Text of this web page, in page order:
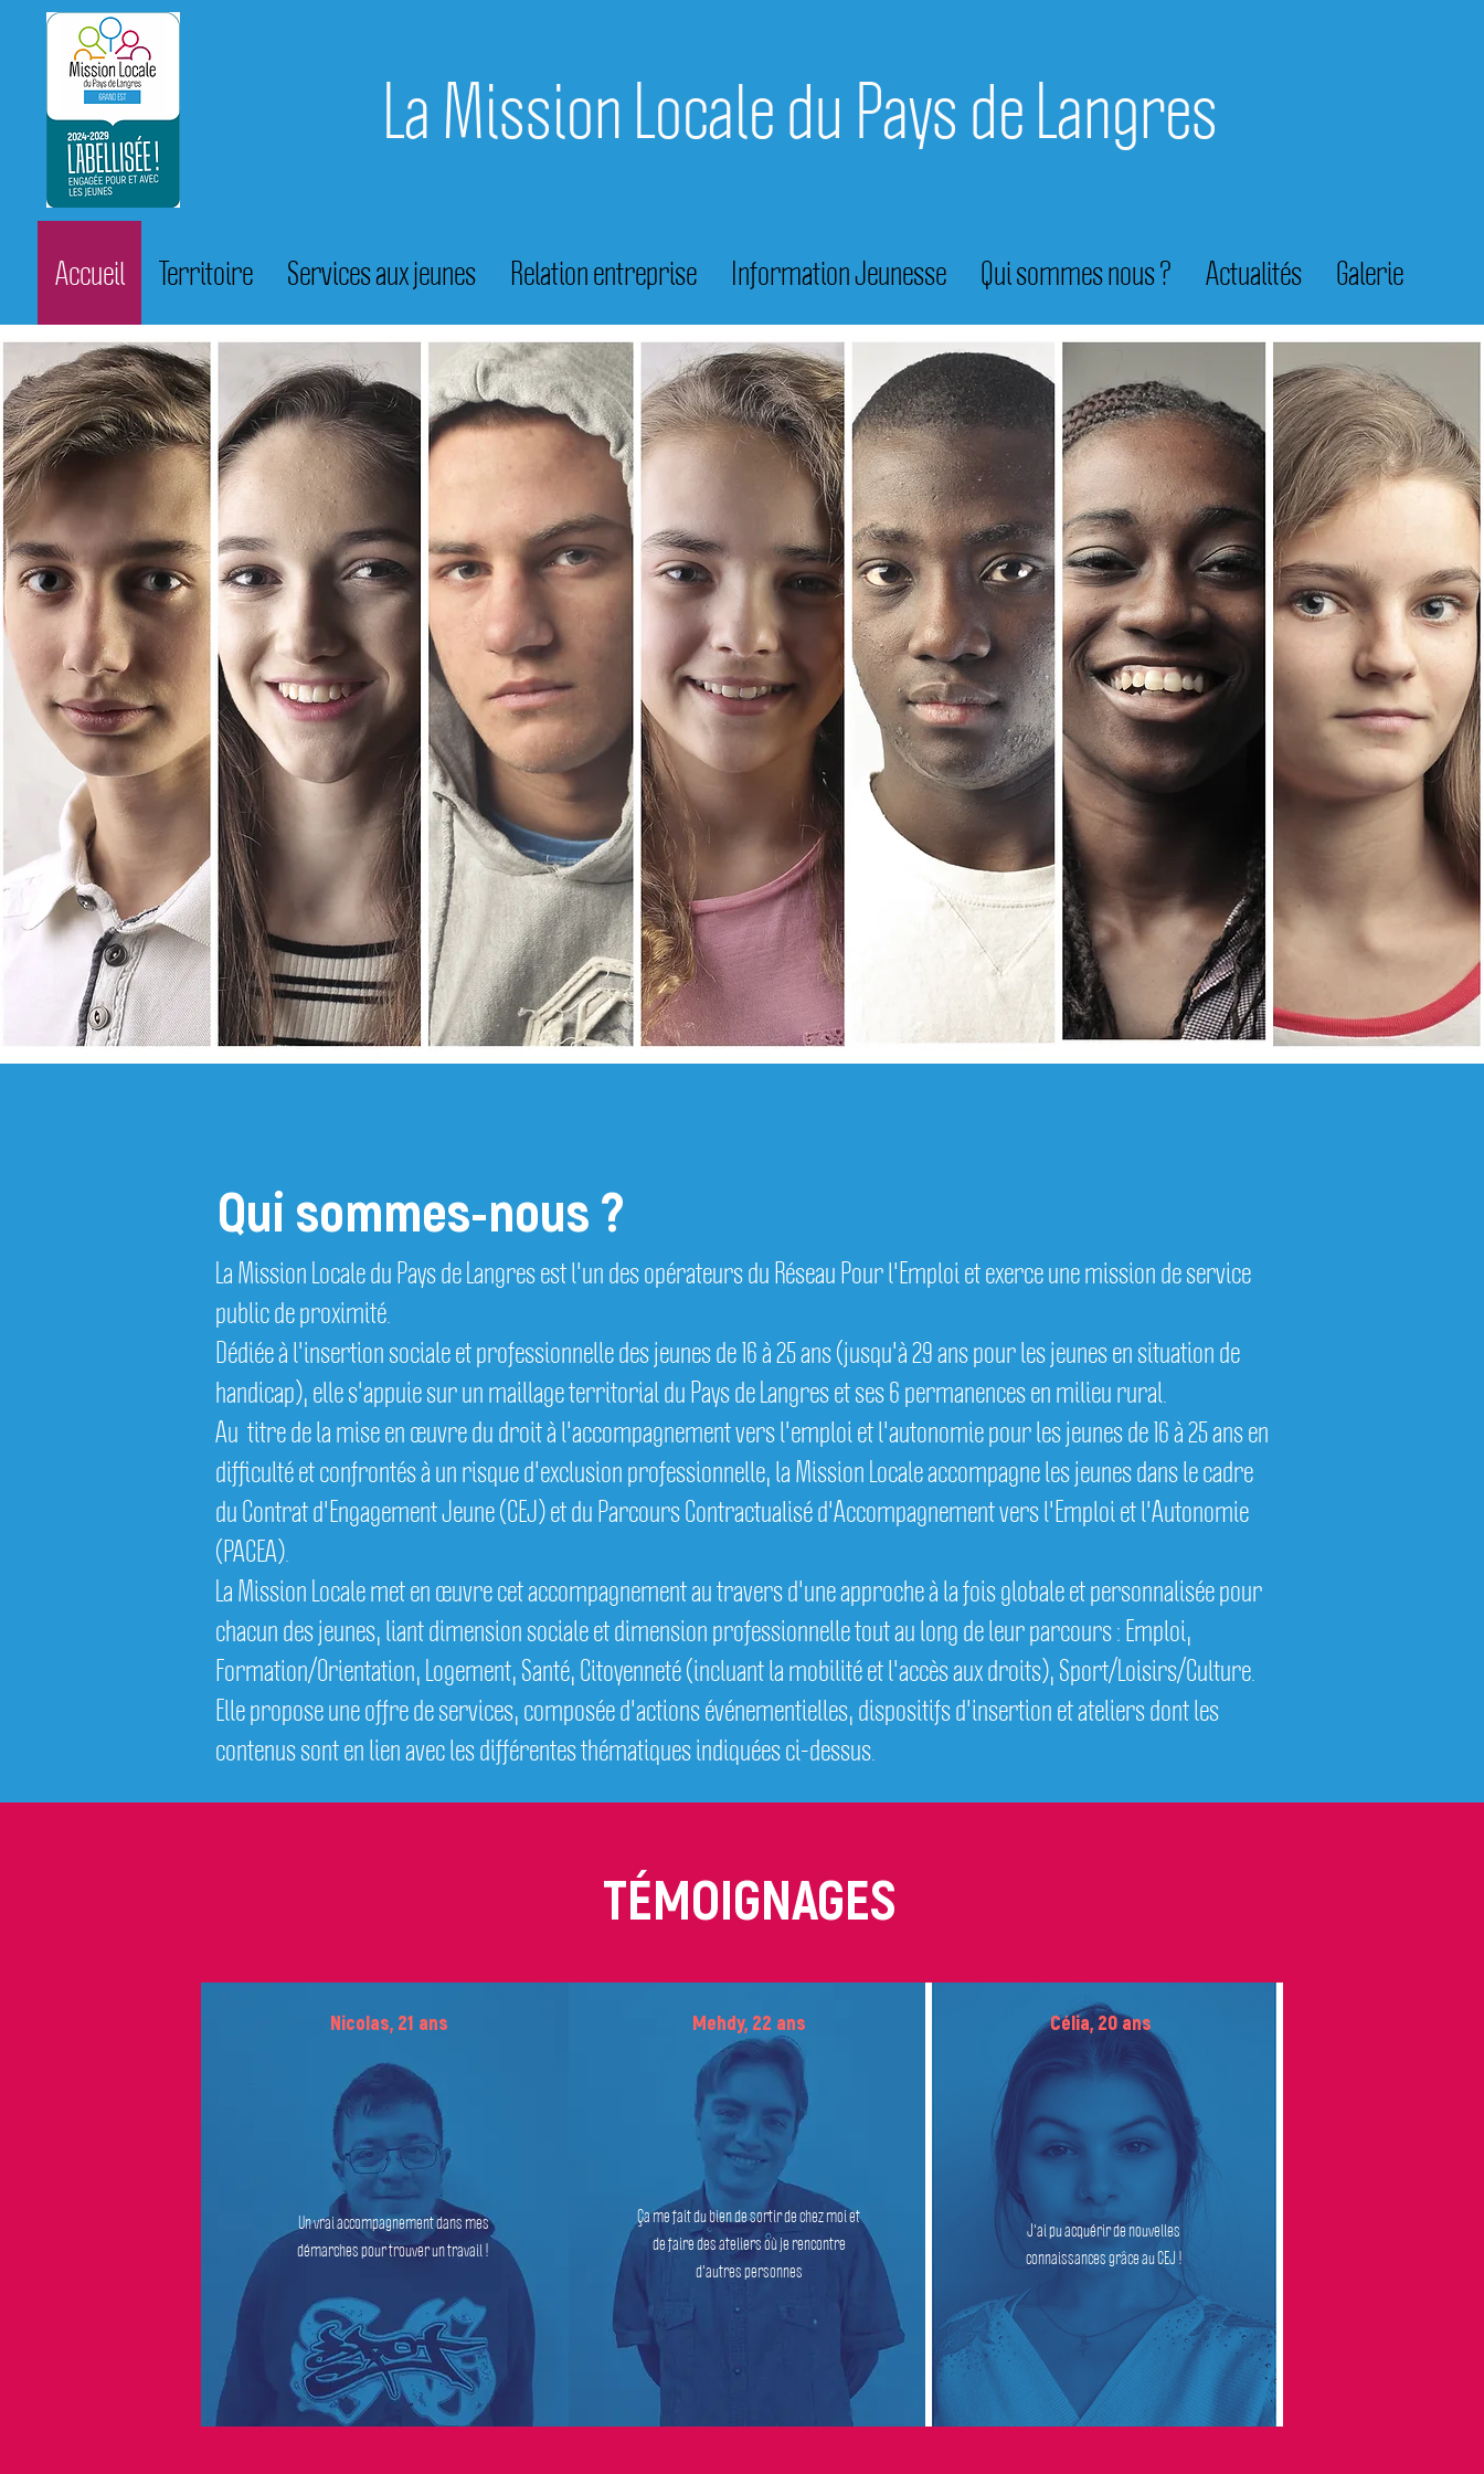
La Mission Locale du Pays de Langres
Accueil Territoire Services aux jeunes Relation entreprise Information Jeunesse Qui sommes nous ? Actualités Galerie
Formation et
Orientation
Emploi
Information
Jeunesse
Services aux
entreprises
Territoire
d'intervention
Logement,
mobilité,
santé
Engagement
Citoyenneté
et Accès aux
droits
Une belle
(photos)
Actualités
Qui sommes-nous ?
La Mission Locale du Pays de Langres est l'un des opérateurs du Réseau Pour l'Emploi et exerce une mission de service
public de proximité.
Dédiée à l'insertion sociale et professionnelle des jeunes de 16 à 25 ans (jusqu'à 29 ans pour les jeunes en situation de
handicap), elle s'appuie sur un maillage territorial du Pays de Langres et ses 6 permanences en milieu rural.
Au titre de la mise en œuvre du droit à l'accompagnement vers l'emploi et l'autonomie pour les jeunes de 16 à 25 ans en
difficulté et confrontés à un risque d'exclusion professionnelle, la Mission Locale accompagne les jeunes dans le cadre
du Contrat d'Engagement Jeune (CEJ) et du Parcours Contractualisé d'Accompagnement vers l'Emploi et l'Autonomie
(PACEA).
La Mission Locale met en œuvre cet accompagnement au travers d'une approche à la fois globale et personnalisée pour
chacun des jeunes, liant dimension sociale et dimension professionnelle tout au long de leur parcours : Emploi,
Formation/Orientation, Logement, Santé, Citoyenneté (incluant la mobilité et l'accès aux droits), Sport/Loisirs/Culture.
Elle propose une offre de services, composée d'actions événementielles, dispositifs d'insertion et ateliers dont les
contenus sont en lien avec les différentes thématiques indiquées ci-dessus.
TÉMOIGNAGES
Nicolas, 21 ans
Un vrai accompagnement dans mes
démarches pour trouver un travail !
Mehdy, 22 ans
Ça me fait du bien de sortir de chez moi et
de faire des ateliers où je rencontre
d'autres personnes
Célia, 20 ans
J'ai pu acquérir de nouvelles
connaissances grâce au CEJ !